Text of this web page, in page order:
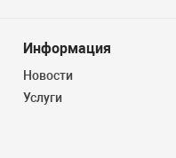
Информация
Новости
Услуги